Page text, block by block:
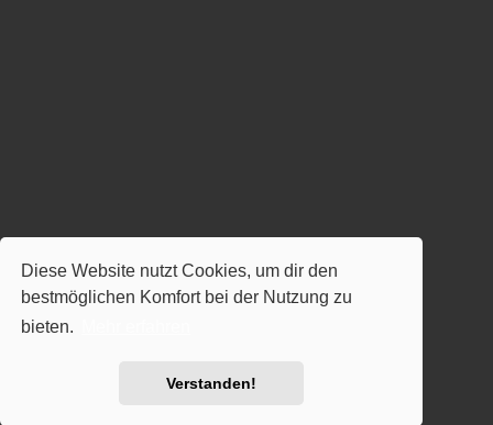
Diese Website nutzt Cookies, um dir den
bestmöglichen Komfort bei der Nutzung zu
bieten.
Verstanden!